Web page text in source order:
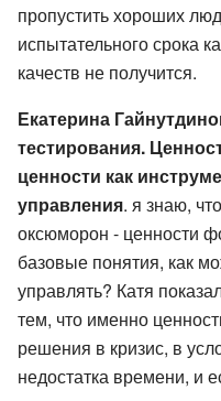
пропустить хороших
испытательного срока
качеств не получится.
Екатерина
тестирования.
ценности как
управления. я знаю,
оксюморон - ценности
базовые понятия, как
управлять? Катя
тем, что именно
решения в кризис, в
недостатка времени, и